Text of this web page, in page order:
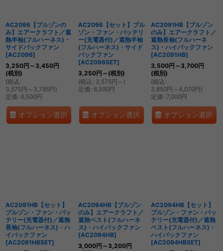
AC2096【ブルゾンの
み】エアークラフト／遮
熱半袖(フルハーネス)・
サイドバックファン
[AC2096]
3,250円 ～3,450円
(税別)
(税込 :
3,575円 ～3,795円)
定価 : 6,500円
オプション選択
AC2096【セット】ブル
ゾン・ファン・バッテリ
ー(充電器付)／遮熱半袖
(フルハーネス)・サイド
バックファン
[AC2096SET]
3,250円 ～ (税別)
(税込 : 3,575円 ～ )
定価 : 6,500円
オプション選択
AC2091HB【ブルゾン
のみ】エアークラフト／
遮熱長袖(フルハーネ
ス)・ハイバックファン
[AC2091HB]
3,500円 ～3,700円
(税別)
(税込 :
3,850円 ～4,070円)
定価 : 7,000円
オプション選択
AC2091HB【セット】
ブルゾン・ファン・バッ
テリー(充電器付)／遮熱
長袖(フルハーネス)・ハ
イバックファン
[AC2091HBSET]
AC2094HB【ブルゾン
のみ】エアークラフト／
遮熱ベスト(フルハーネ
ス)・ハイバックファン
[AC2094HB]
3,000円 ～3,200円
AC2094HB【セット】
ブルゾン・ファン・バッ
テリー(充電器付)／遮熱
ベスト(フルハーネス)・
ハイバックファン
[AC2094HBSET]